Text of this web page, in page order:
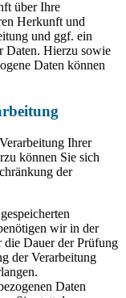
über Ihre
Herkunft und
und ggf. ein
Daten. Hierzu sowie
Daten können
Ihrer
können Sie sich
der
wir in der
die Dauer der Prüfung
der Verarbeitung
Daten